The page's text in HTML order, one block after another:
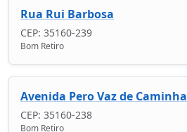
Rua Rui Barbosa
CEP: 35160-239
Bom Retiro
Avenida Pero Vaz de Caminha
CEP: 35160-238
Bom Retiro